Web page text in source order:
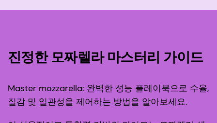
진정한 모짜렐라 마스터리 가이드
Master mozzarella: 완벽한 성능 플레이북으로 수율,
질감 및 일관성을 제어하는 방법을 알아보세요.